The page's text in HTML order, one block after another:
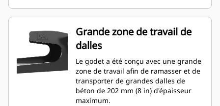
Grande zone de travail de
dalles
Le godet a été conçu avec une grande
zone de travail afin de ramasser et de
transporter de grandes dalles de
béton de 202 mm (8 in) d'épaisseur
maximum.